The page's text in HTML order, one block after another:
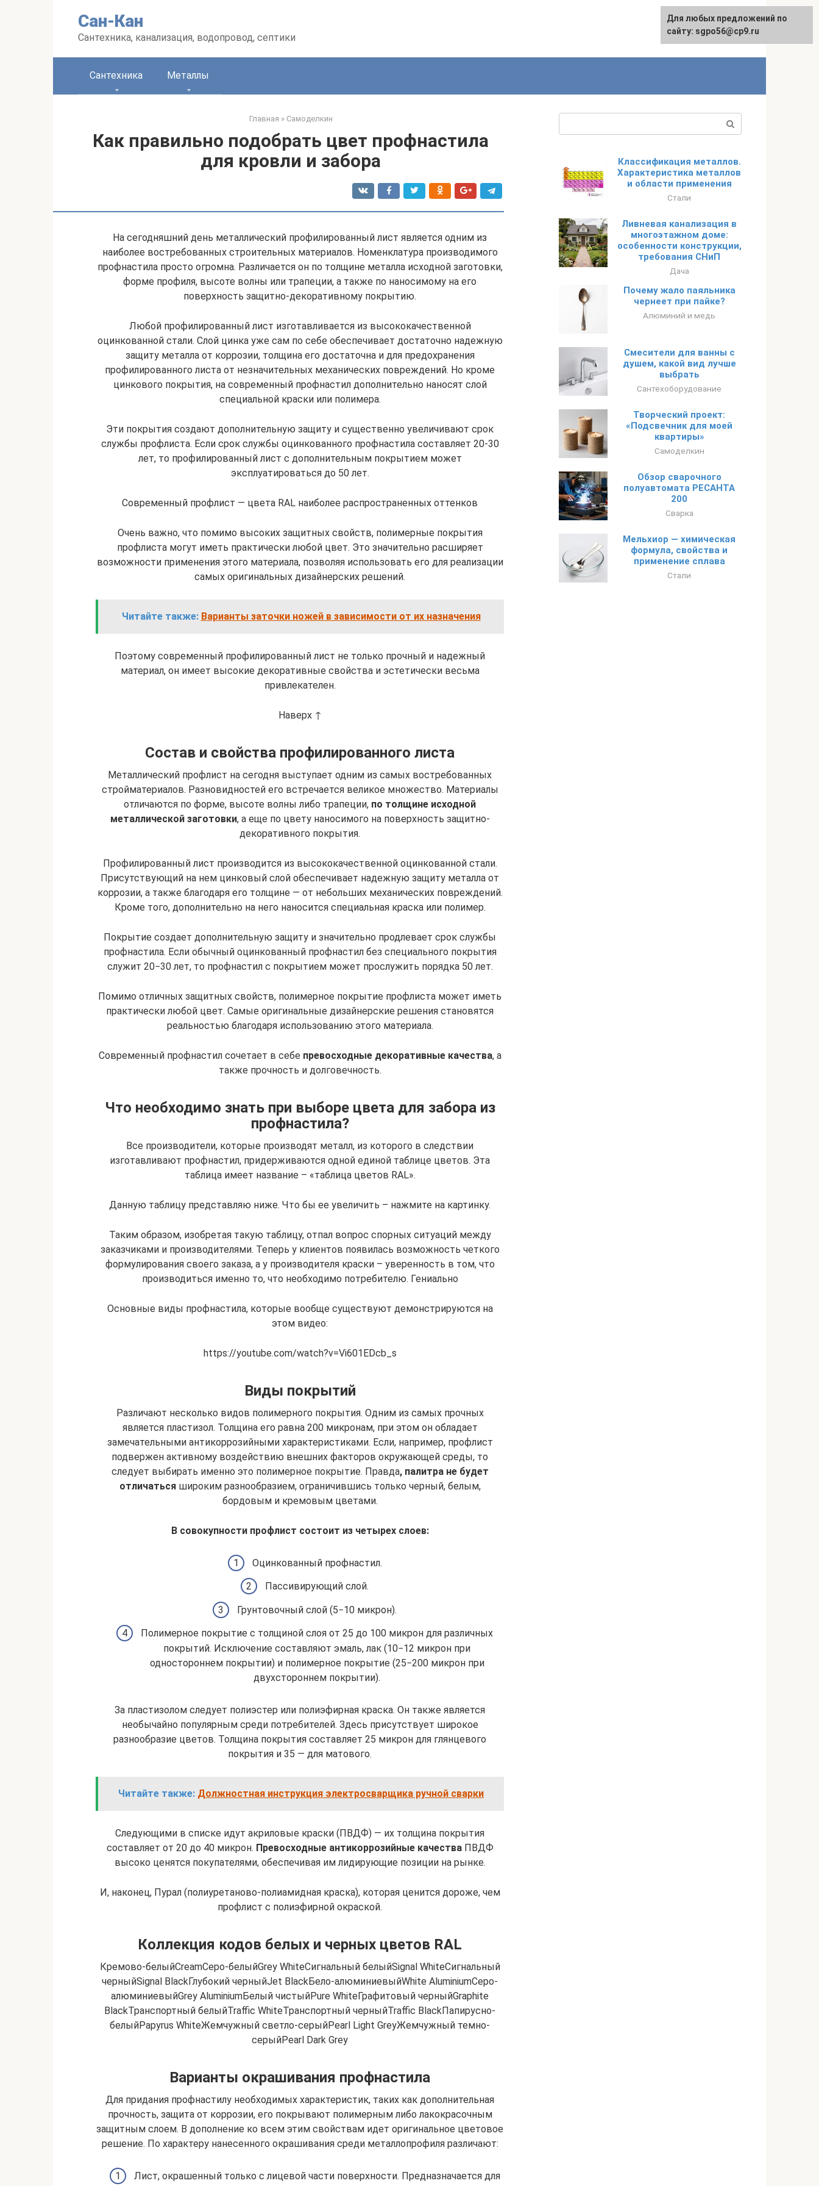
Сан-Кан
Сантехника, канализация, водопровод, септики
English
Сантехника Металлы
Главная » Самоделкин
Как правильно подобрать цвет профнастила
для кровли и забора
На сегодняшний день металлический профилированный лист является одним из
наиболее востребованных строительных материалов. Номенклатура производимого
профнастила просто огромна. Различается он по толщине металла исходной заготовки,
форме профиля, высоте волны или трапеции, а также по наносимому на его
поверхность защитно-декоративному покрытию.
Любой профилированный лист изготавливается из высококачественной
оцинкованной стали. Слой цинка уже сам по себе обеспечивает достаточно надежную
защиту металла от коррозии, толщина его достаточна и для предохранения
профилированного листа от незначительных механических повреждений. Но кроме
цинкового покрытия, на современный профнастил дополнительно наносят слой
специальной краски или полимера.
Эти покрытия создают дополнительную защиту и существенно увеличивают срок
службы профлиста. Если срок службы оцинкованного профнастила составляет 20-30
лет, то профилированный лист с дополнительным покрытием может
эксплуатироваться до 50 лет.
Современный профлист — цвета RAL наиболее распространенных оттенков
Очень важно, что помимо высоких защитных свойств, полимерные покрытия
профлиста могут иметь практически любой цвет. Это значительно расширяет
возможности применения этого материала, позволяя использовать его для реализации
самых оригинальных дизайнерских решений.
Читайте также: Варианты заточки ножей в зависимости от их назначения
Поэтому современный профилированный лист не только прочный и надежный
материал, он имеет высокие декоративные свойства и эстетически весьма
привлекателен.
Наверх ↑
Состав и свойства профилированного листа
Металлический профлист на сегодня выступает одним из самых востребованных
стройматериалов. Разновидностей его встречается великое множество. Материалы
отличаются по форме, высоте волны либо трапеции, по толщине исходной
металлической заготовки, а еще по цвету наносимого на поверхность защитно-
декоративного покрытия.
Профилированный лист производится из высококачественной оцинкованной стали.
Присутствующий на нем цинковый слой обеспечивает надежную защиту металла от
коррозии, а также благодаря его толщине — от небольших механических повреждений.
Кроме того, дополнительно на него наносится специальная краска или полимер.
Покрытие создает дополнительную защиту и значительно продлевает срок службы
профнастила. Если обычный оцинкованный профнастил без специального покрытия
служит 20−30 лет, то профнастил с покрытием может прослужить порядка 50 лет.
Помимо отличных защитных свойств, полимерное покрытие профлиста может иметь
практически любой цвет. Самые оригинальные дизайнерские решения становятся
реальностью благодаря использованию этого материала.
Современный профнастил сочетает в себе превосходные декоративные качества, а
также прочность и долговечность.
Что необходимо знать при выборе цвета для забора из
профнастила?
Все производители, которые производят металл, из которого в следствии
изготавливают профнастил, придерживаются одной единой таблице цветов. Эта
таблица имеет название – «таблица цветов RAL».
Данную таблицу представляю ниже. Что бы ее увеличить – нажмите на картинку.
Таким образом, изобретая такую таблицу, отпал вопрос спорных ситуаций между
заказчиками и производителями. Теперь у клиентов появилась возможность четкого
формулирования своего заказа, а у производителя краски – уверенность в том, что
производиться именно то, что необходимо потребителю. Гениально
Основные виды профнастила, которые вообще существуют демонстрируются на
этом видео:
https://youtube.com/watch?v=Vi601EDcb_s
Виды покрытий
Различают несколько видов полимерного покрытия. Одним из самых прочных
является пластизол. Толщина его равна 200 микронам, при этом он обладает
замечательными антикоррозийными характеристиками. Если, например, профлист
подвержен активному воздействию внешних факторов окружающей среды, то
следует выбирать именно это полимерное покрытие. Правда, палитра не будет
отличатьсяшироким разнообразием, ограничившись только черный, белым,
бордовым и кремовым цветами.
В совокупности профлист состоит из четырех слоев:
Оцинкованный профнастил.
Пассивирующий слой.
Грунтовочный слой (5−10 микрон).
Полимерное покрытие с толщиной слоя от 25 до 100 микрон для различных
покрытий. Исключение составляют эмаль, лак (10−12 микрон при
одностороннем покрытии) и полимерное покрытие (25−200 микрон при
двухстороннем покрытии).
За пластизолом следует полиэстер или полиэфирная краска. Он также является
необычайно популярным среди потребителей. Здесь присутствует широкое
разнообразие цветов. Толщина покрытия составляет 25 микрон для глянцевого
покрытия и 35 — для матового.
Читайте также: Должностная инструкция электросварщика ручной сварки
Следующими в списке идут акриловые краски (ПВДФ) — их толщина покрытия
составляет от 20 до 40 микрон. Превосходные антикоррозийные качестваПВДФ
высоко ценятся покупателями, обеспечивая им лидирующие позиции на рынке.
И, наконец, Пурал (полиуретаново-полиамидная краска), которая ценится дороже, чем
профлист с полиэфирной окраской.
Коллекция кодов белых и черных цветов RAL
Кремово-белыйCreamСеро-белыйGrey WhiteСигнальный белыйSignal WhiteСигнальный
черныйSignal BlackГлубокий черныйJet BlackБело-алюминиевыйWhite AluminiumСеро-
алюминиевыйGrey AluminiumБелый чистыйPure WhiteГрафитовый черныйGraphite
BlackТранспортный белыйTraffic WhiteТранспортный черныйTraffic BlackПапирусно-
белыйPapyrus WhiteЖемчужный светло-серыйPearl Light GreyЖемчужный темно-
серыйPearl Dark Grey
Варианты окрашивания профнастила
Для придания профнастилу необходимых характеристик, таких как дополнительная
прочность, защита от коррозии, его покрывают полимерным либо лакокрасочным
защитным слоем. В дополнение ко всем этим свойствам идет оригинальное цветовое
решение. По характеру нанесенного окрашивания среди металлопрофиля различают:
Лист, окрашенный только с лицевой части поверхности. Предназначается для
Классификация металлов.
Характеристика металлов
и области применения
Стали
Ливневая канализация в
многоэтажном доме:
особенности конструкции,
требования СНиП
Дача
Почему жало паяльника
чернеет при пайке?
Алюминий и медь
Смесители для ванны с
душем, какой вид лучше
выбрать
Сантехоборудование
Творческий проект:
«Подсвечник для моей
квартиры»
Самоделкин
Обзор сварочного
полуавтомата РЕСАНТА
200
Сварка
Мельхиор — химическая
формула, свойства и
применение сплава
Стали
Для любых предложений по
сайту: sgpo56@cp9.ru